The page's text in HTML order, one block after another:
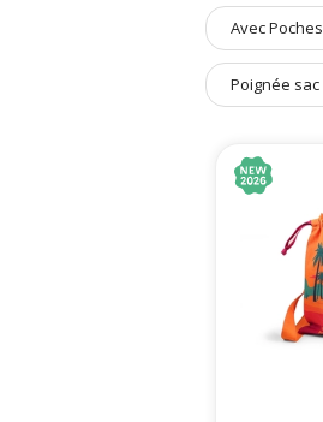
PLV & Mobiliers Pub
Packaging sur-mesure
Temps Forts de l'Année
Avec Poches
Poignée sac